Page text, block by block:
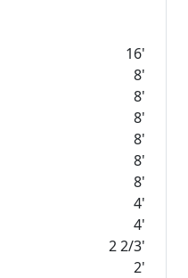
16'
8'
8'
8'
8'
8'
8'
4'
4'
2 2/3'
2'